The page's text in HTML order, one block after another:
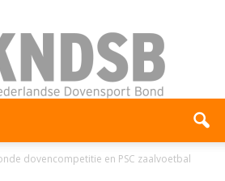
dovencompetitie en PSC zaalvoetbal